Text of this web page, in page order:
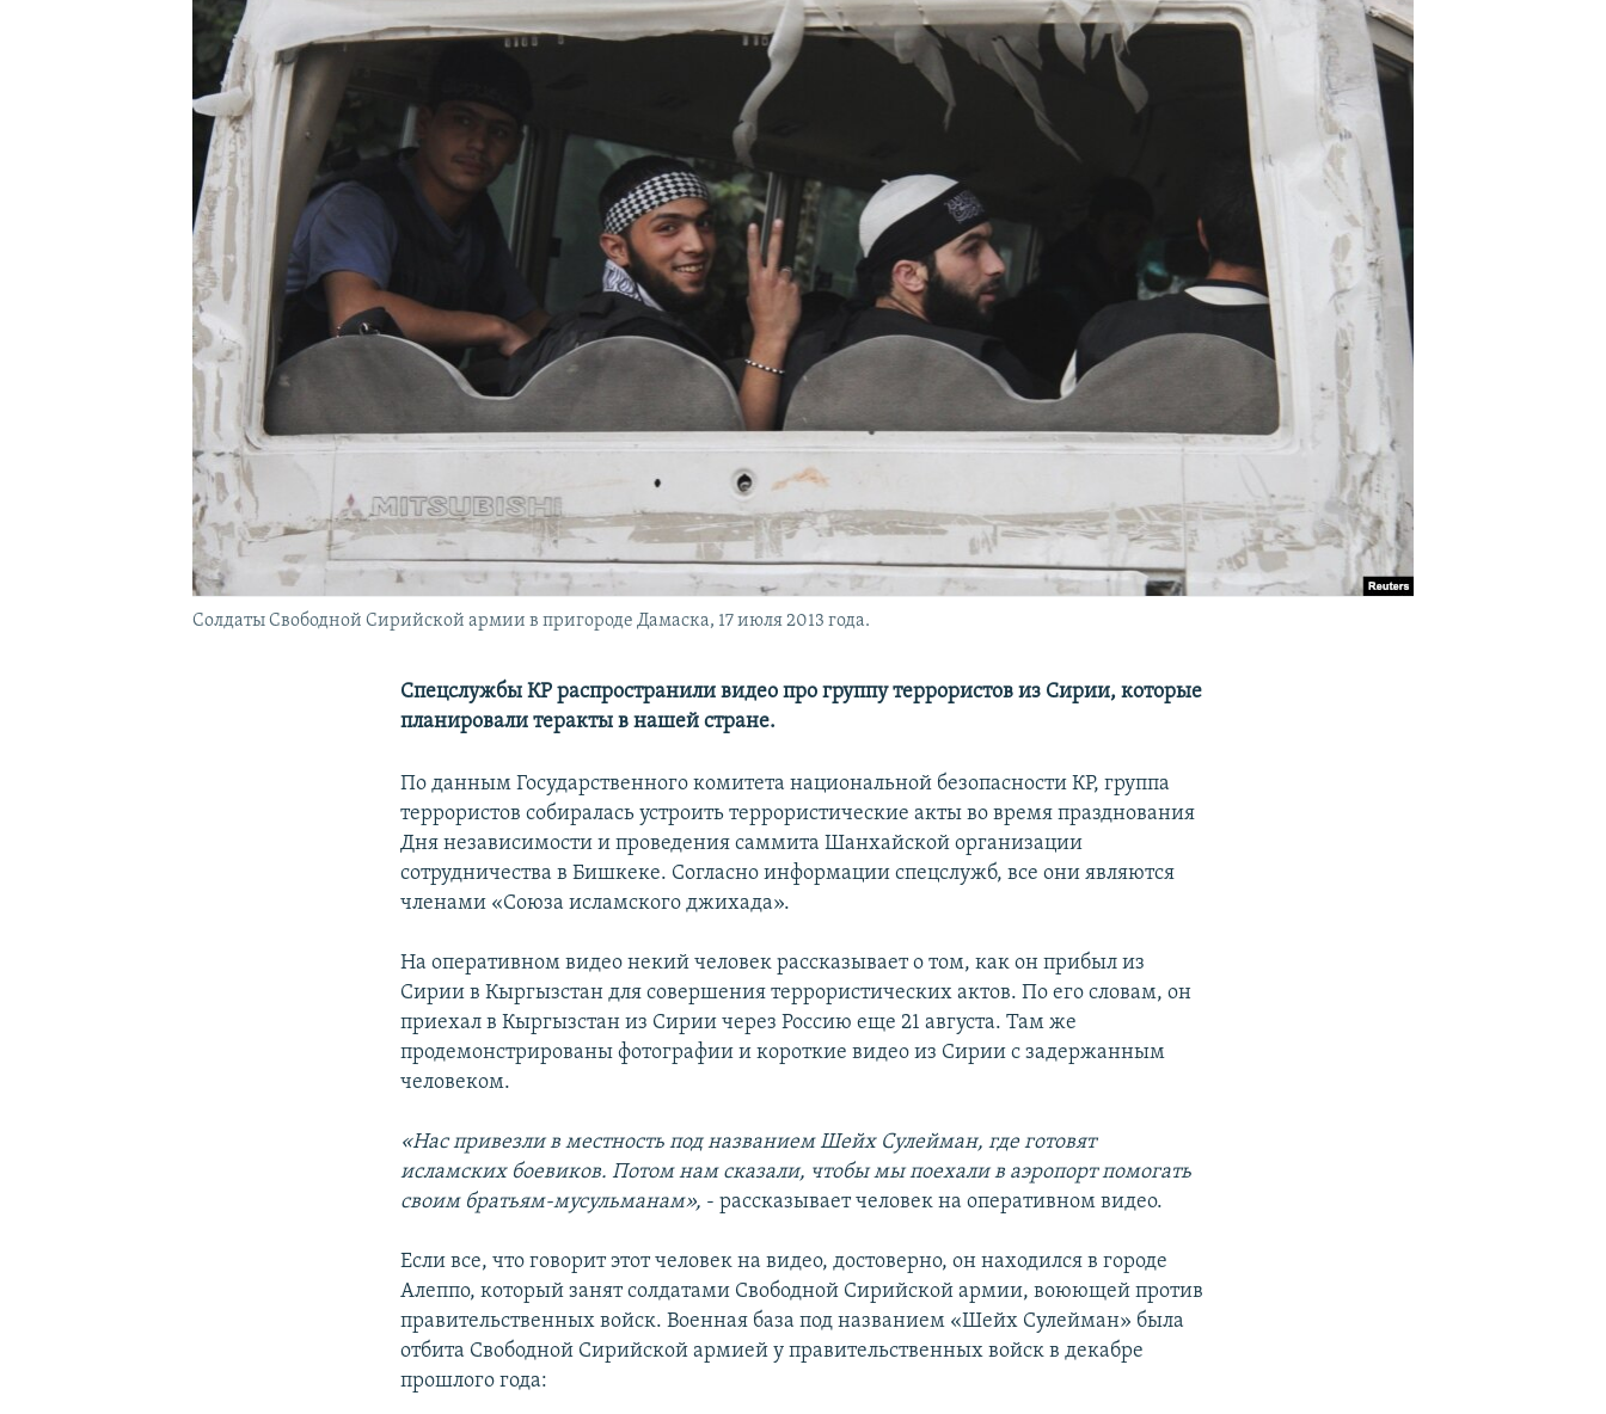
Солдаты Свободной Сирийской армии в пригороде Дамаска, 17 июля 2013 года.
Спецслужбы КР распространили видео про группу террористов из Сирии, которые
планировали теракты в нашей стране.
По данным Государственного комитета национальной безопасности КР, группа
террористов собиралась устроить террористические акты во время празднования
Дня независимости и проведения саммита Шанхайской организации
сотрудничества в Бишкеке. Согласно информации спецслужб, все они являются
членами «Союза исламского джихада».
На оперативном видео некий человек рассказывает о том, как он прибыл из
Сирии в Кыргызстан для совершения террористических актов. По его словам, он
приехал в Кыргызстан из Сирии через Россию еще 21 августа. Там же
продемонстрированы фотографии и короткие видео из Сирии с задержанным
человеком.
«Нас привезли в местность под названием Шейх Сулейман, где готовят
исламских боевиков. Потом нам сказали, чтобы мы поехали в аэропорт помогать
своим братьям-мусульманам», - рассказывает человек на оперативном видео.
Если все, что говорит этот человек на видео, достоверно, он находился в городе
Алеппо, который занят солдатами Свободной Сирийской армии, воюющей против
правительственных войск. Военная база под названием «Шейх Сулейман» была
отбита Свободной Сирийской армией у правительственных войск в декабре
прошлого года: